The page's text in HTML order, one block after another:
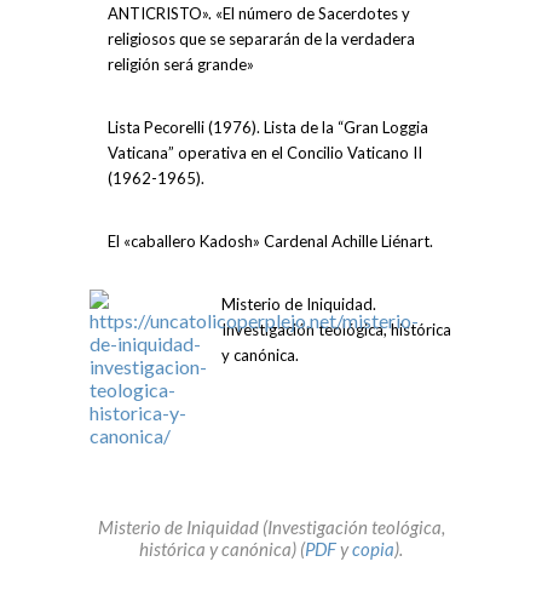
ANTICRISTO». «El número de Sacerdotes y
religiosos que se separarán de la verdadera
religión será grande»
Lista Pecorelli (1976). Lista de la “Gran Loggia
Vaticana” operativa en el Concilio Vaticano II
(1962-1965).
El «caballero Kadosh» Cardenal Achille Liénart.
Misterio de Iniquidad.
Investigación teológica, histórica
y canónica.
Misterio de Iniquidad (Investigación teológica,
histórica y canónica) (PDFycopia).